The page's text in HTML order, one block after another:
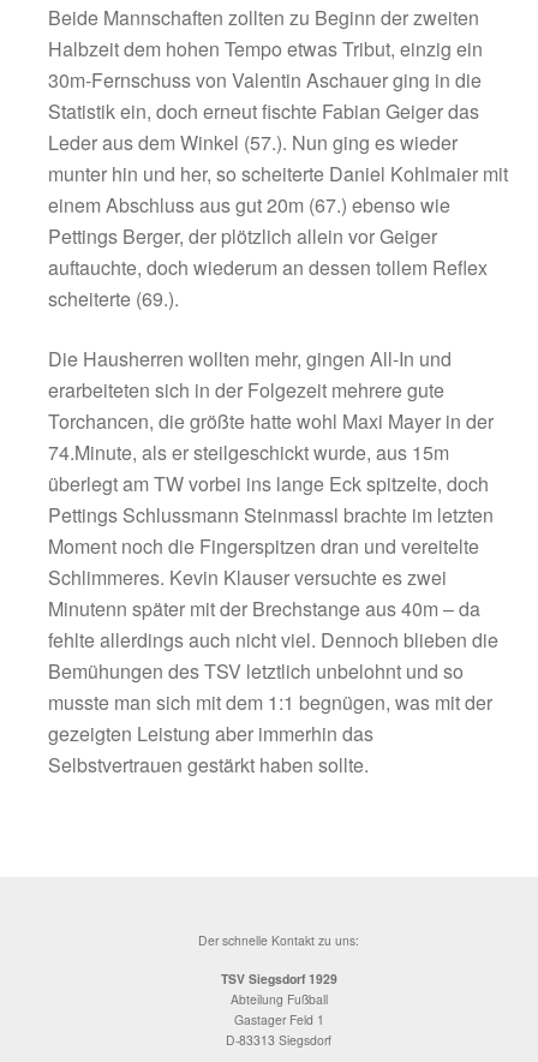
Gästekeeper Steinmassl zur Stelle (26.).
Tempo in der Partie, es ging wieder rasant
andere Seite, so packte Pirmin Kleinwötzl
den Hammer aus und nagelte das Leder an
Querlatte – Glück für den TSV. In der
Andreas Butzhammer per 10m-Volleyschuss
Siegsdorfs Keeper Geiger, der sich mit einer
Glanzparade auszeichnen konnte. Praktisch
scharfe Hereingabe nach innen, wo Arthur
unbedrängt knapp verzog – so blieb es beim
leistungsgerechten 1:1 in einer
Kreisklassenpartie auf Augenhöhe.
Beide Mannschaften zollten zu Beginn der
Halbzeit dem hohen Tempo etwas Tribut,
30m-Fernschuss von Valentin Aschauer
Statistik ein, doch erneut fischte Fabian
Leder aus dem Winkel (57.). Nun ging es
munter hin und her, so scheiterte Daniel
Die Hausherren wollten mehr, gingen All-In
erarbeiteten sich in der Folgezeit mehrere